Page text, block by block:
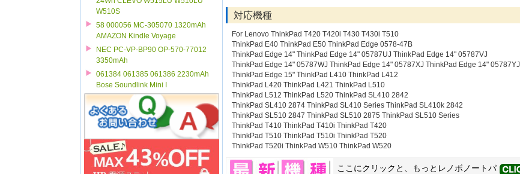
W510S
58 000056 MC-305070 1320mAh
AMAZON Kindle Voyage
NEC PC-VP-BP90 OP-570-77012
3350mAh
061384 061385 061386 2230mAh
Bose Soundlink Mini I
対応機種
For Lenovo ThinkPad T420 T420i T430 T430i T510
ThinkPad E40 ThinkPad E50 ThinkPad Edge 0578-47B
ThinkPad Edge 14" ThinkPad Edge 14" 05787UJ ThinkPad Edge 14" 05787VJ
ThinkPad Edge 14" 05787WJ ThinkPad Edge 14" 05787XJ ThinkPad Edge 14" 05787YJ
ThinkPad Edge 15" ThinkPad L410 ThinkPad L412
ThinkPad L420 ThinkPad L421 ThinkPad L510
ThinkPad L512 ThinkPad L520 ThinkPad SL410 2842
ThinkPad SL410 2874 ThinkPad SL410 Series ThinkPad SL410k 2842
ThinkPad SL510 2847 ThinkPad SL510 2875 ThinkPad SL510 Series
ThinkPad T410 ThinkPad T410i ThinkPad T420
ThinkPad T510 ThinkPad T510i ThinkPad T520
ThinkPad T520i ThinkPad W510 ThinkPad W520
ここにクリックと、もっと レノボ ノートパ